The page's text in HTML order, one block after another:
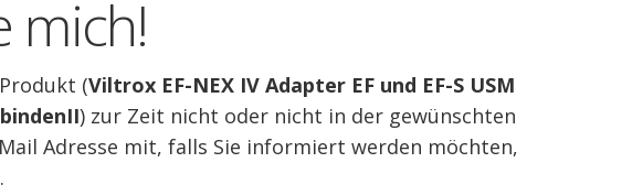
mich!
(Viltrox EF-NEX IV Adapter EF und EF-S USM
) zur Zeit nicht oder nicht in der gewünschten
Adresse mit, falls Sie informiert werden möchten,